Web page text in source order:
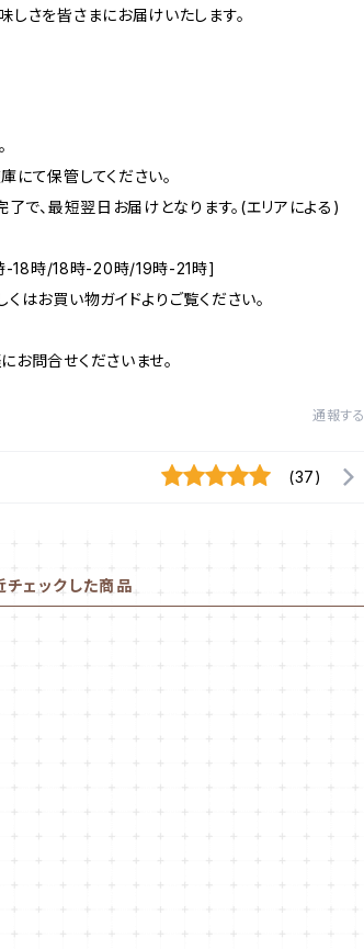
しさを皆さまにお届けいたします。
にて保管してください。
で、最短翌日お届けとなります。(エリアによる)
-18時/18時-20時/19時-21時]
はお買い物ガイドよりご覧ください。
お問合せくださいませ。
通報する
(37)
チェックした商品